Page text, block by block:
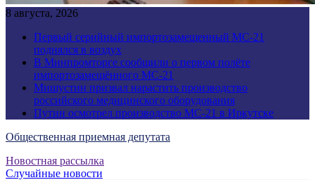
8 августа, 2026
Первый серийный импортозамещенный МС-21
поднялся в воздух
В Минпромторге сообщили о первом полёте
импортозамещённого МС-21
Мишустин призвал нарастить производство
российского медицинского оборудования
Путин осмотрел производство МС-21 в Иркутске
Общественная приемная депутата
Новостная рассылка
Случайные новости